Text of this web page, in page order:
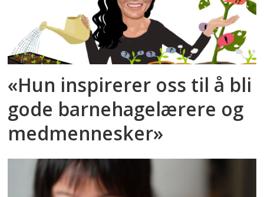
«Hun inspirerer oss til å bli
gode barnehagelærere og
medmennesker»